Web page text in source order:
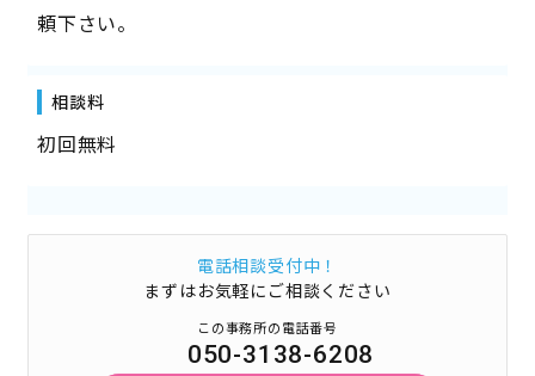
頼下さい。
相談料
初回無料
電話相談受付中！
まずはお気軽にご相談ください
この事務所の電話番号
050-3138-6208